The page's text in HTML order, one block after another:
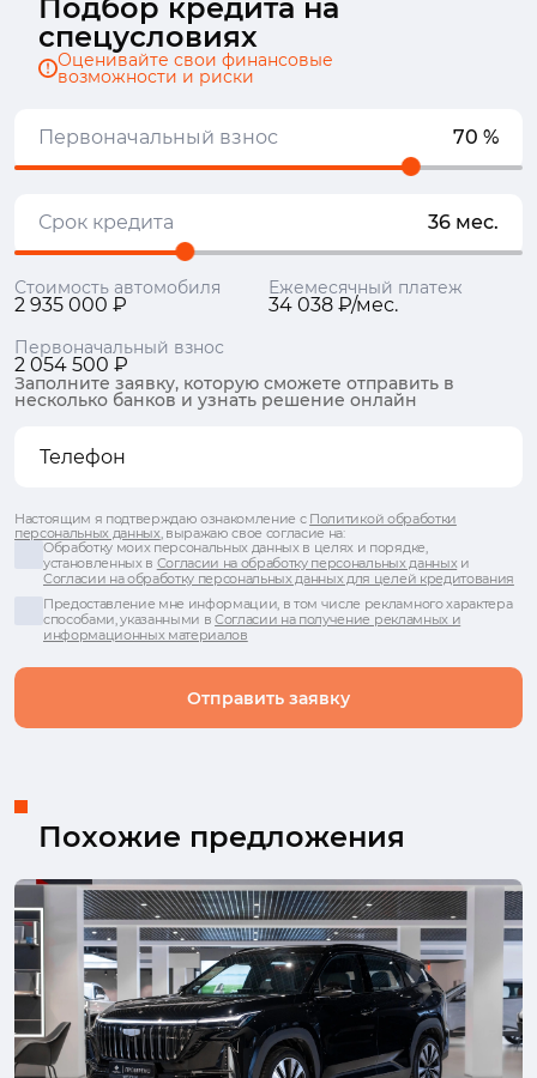
Подбор кредита на
спецусловиях
Оценивайте свои финансовые
возможности и риски
Первоначальный взнос 70 %
Срок кредита 36 мес.
Стоимость автомобиля
2 935 000 ₽
Ежемесячный платеж
34 038 ₽/мес.
Первоначальный взнос
2 054 500 ₽
Заполните заявку, которую сможете отправить в
несколько банков и узнать решение онлайн
Отправить заявку
Настоящим я подтверждаю ознакомление с Политикой обработки
персональных данных, выражаю свое согласие на:
Обработку моих персональных данных в целях и порядке,
установленных в Согласии на обработку персональных данныхи
Согласии на обработку персональных данных для целей кредитования
Предоставление мне информации, в том числе рекламного характера
способами, указанными вСогласии на получение рекламных и
информационных материалов
Похожие предложения